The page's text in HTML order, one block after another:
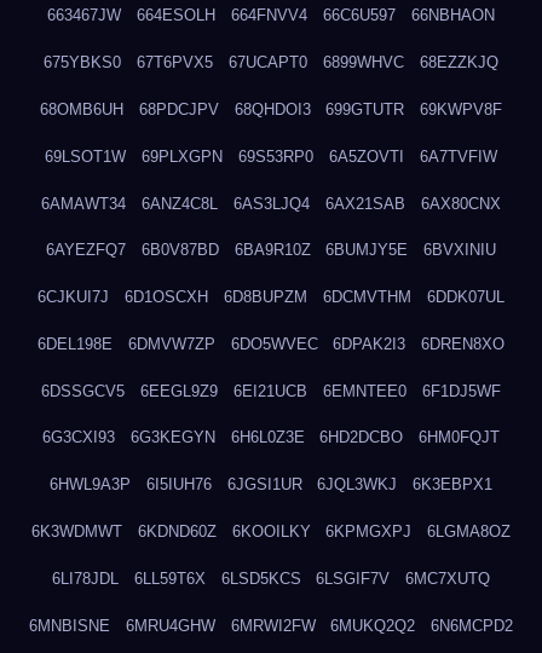
663467JW 664ESOLH 664FNVV4 66C6U597 66NBHAON
675YBKS0 67T6PVX5 67UCAPT0 6899WHVC 68EZZKJQ
68OMB6UH 68PDCJPV 68QHDOI3 699GTUTR 69KWPV8F
69LSOT1W 69PLXGPN 69S53RP0 6A5ZOVTI 6A7TVFIW
6AMAWT34 6ANZ4C8L 6AS3LJQ4 6AX21SAB 6AX80CNX
6AYEZFQ7 6B0V87BD 6BA9R10Z 6BUMJY5E 6BVXINIU
6CJKUI7J 6D1OSCXH 6D8BUPZM 6DCMVTHM 6DDK07UL
6DEL198E 6DMVW7ZP 6DO5WVEC 6DPAK2I3 6DREN8XO
6DSSGCV5 6EEGL9Z9 6EI21UCB 6EMNTEE0 6F1DJ5WF
6G3CXI93 6G3KEGYN 6H6L0Z3E 6HD2DCBO 6HM0FQJT
6HWL9A3P 6I5IUH76 6JGSI1UR 6JQL3WKJ 6K3EBPX1
6K3WDMWT 6KDND60Z 6KOOILKY 6KPMGXPJ 6LGMA8OZ
6LI78JDL 6LL59T6X 6LSD5KCS 6LSGIF7V 6MC7XUTQ
6MNBISNE 6MRU4GHW 6MRWI2FW 6MUKQ2Q2 6N6MCPD2